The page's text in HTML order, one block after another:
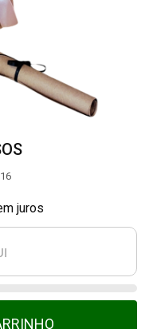
16
juros